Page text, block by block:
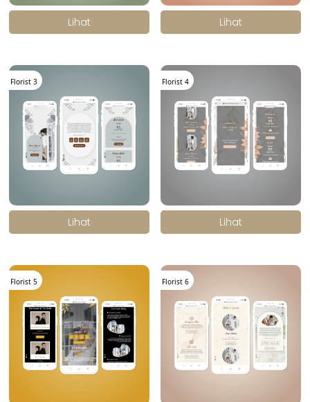
.
Lihat
.
Lihat
.
Lihat
Florist 3
.
Lihat
Florist 4
Florist 5 Florist 6